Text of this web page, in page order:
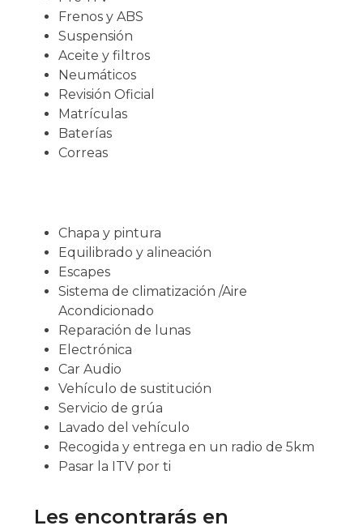
Frenos y ABS
Suspensión
Aceite y filtros
Neumáticos
Revisión Oficial
Matrículas
Baterías
Correas
Chapa y pintura
Equilibrado y alineación
Escapes
Sistema de climatización /Aire
Acondicionado
Reparación de lunas
Electrónica
Car Audio
Vehículo de sustitución
Servicio de grúa
Lavado del vehículo
Recogida y entrega en un radio de 5km
Pasar la ITV por ti
Les encontrarás en